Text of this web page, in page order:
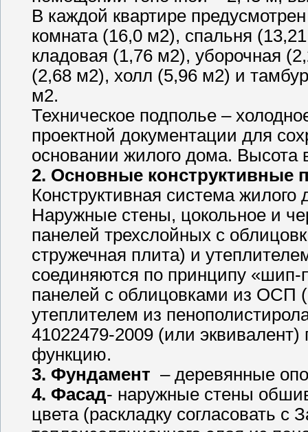
В каждой квартире
комната (16,0 м2), спальня
кладовая (1,76 м2), уборочная
(2,68 м2), холл (5,96 м2) и
м2.
Техническое подполье –
проектной документации для
основании жилого дома. Высота
2. Основные конструктивные
Конструктивная система жилого
Наружные стены, цокольное и
панелей трехслойных с
стружечная плита) и
соединяются по принципу «шип-
панелей с облицовками из ОСП
утеплителем из
41022479-2009 (или
функцию.
3. Фундамент – деревянные
4. Фасад- наружные стены
цвета (раскладку согласовать с